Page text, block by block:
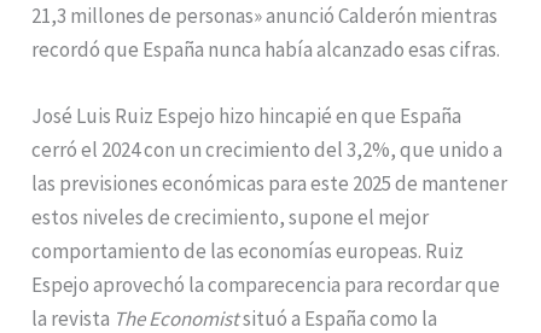
21,3 millones de personas» anunció Calderón mientras
recordó que España nunca había alcanzado esas cifras.
José Luis Ruiz Espejo hizo hincapié en que España
cerró el 2024 con un crecimiento del 3,2%, que unido a
las previsiones económicas para este 2025 de mantener
estos niveles de crecimiento, supone el mejor
comportamiento de las economías europeas. Ruiz
Espejo aprovechó la comparecencia para recordar que
la revista The Economistsituó a España como la